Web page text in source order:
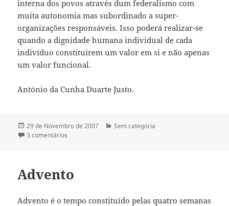
interna dos povos através dum federalismo com
muita autonomia mas subordinado a super-
organizações responsáveis. Isso poderá realizar-se
quando a dignidade humana individual de cada
indivíduo constituírem um valor em si e não apenas
um valor funcional.
António da Cunha Duarte Justo.
Publicado
a
29 de Novembro de 2007 Categorias
Sem categoria
3 comentários
Advento
Advento é o tempo constituído pelas quatro semanas